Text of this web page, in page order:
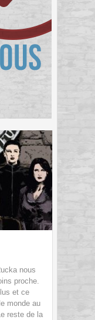
nous
proche.
et ce
monde au
reste de la